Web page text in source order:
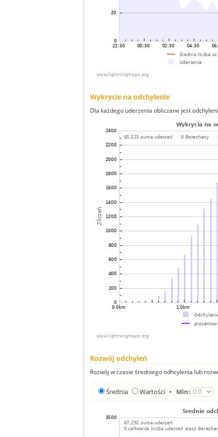
Wykrycie na odchylenie
Dla każdego uderzenia obliczane jest
Rozwój odchyleń
Rozwój w czasie średniego odhcylenia lub
Średnia Wartości • Min: